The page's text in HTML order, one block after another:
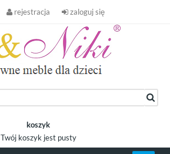
rejestracja zaloguj się
koszyk
Twój koszyk jest pusty